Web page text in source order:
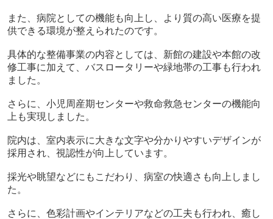
また、病院としての機能も向上し、より質の高い医療を提
供できる環境が整えられたのです。
具体的な整備事業の内容としては、新館の建設や本館の改
修工事に加えて、バスロータリーや緑地帯の工事も行われ
ました。
さらに、小児周産期センターや救命救急センターの機能向
上も実現しました。
院内は、室内表示に大きな文字や分かりやすいデザインが
採用され、視認性が向上しています。
採光や眺望などにもこだわり、病室の快適さも向上しまし
た。
さらに、色彩計画やインテリアなどの工夫も行われ、癒し